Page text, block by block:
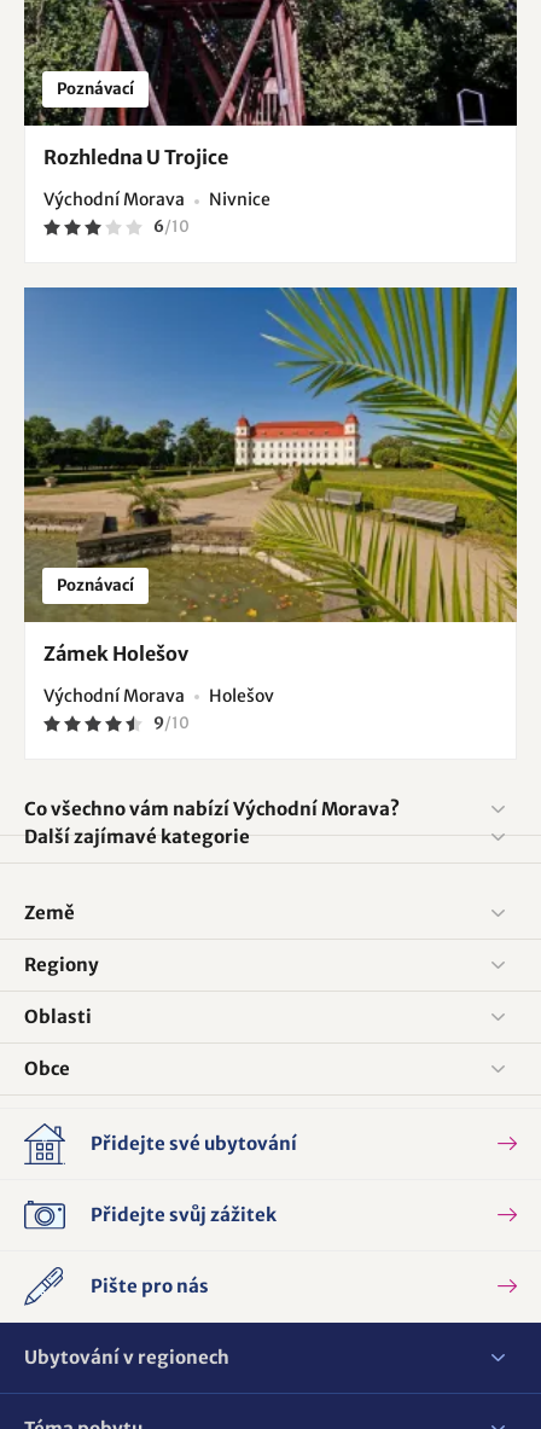
Poznávací
Rozhledna U Trojice
Východní Morava Nivnice
6/10
Poznávací
Zámek Holešov
Východní Morava Holešov
9/10
Co všechno vám nabízí Východní Morava?
Další zajímavé kategorie
Země
Regiony
Oblasti
Obce
Přidejte své ubytování
Přidejte svůj zážitek
Pište pro nás
Ubytování v regionech